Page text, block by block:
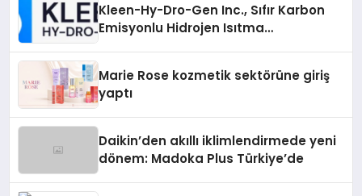
Kleen-Hy-Dro-Gen Inc., Sıfır Karbon
Emisyonlu Hidrojen Isıtma
Marie Rose kozmetik sektörüne giriş
yaptı
Daikin’den akıllı iklimlendirmede yeni
dönem: Madoka Plus Türkiye’de